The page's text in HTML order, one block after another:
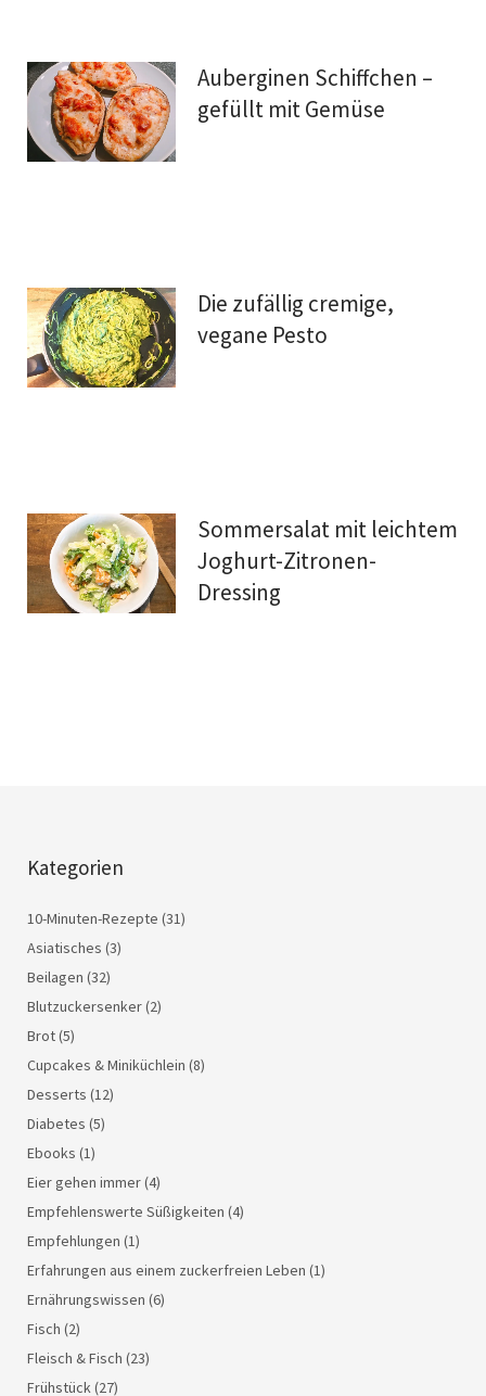
Auberginen Schiffchen –
gefüllt mit Gemüse
Die zufällig cremige,
vegane Pesto
Sommersalat mit leichtem
Joghurt-Zitronen-
Dressing
Kategorien
10-Minuten-Rezepte (31)
Asiatisches (3)
Beilagen (32)
Blutzuckersenker(2)
Brot(5)
Cupcakes & Miniküchlein (8)
Desserts (12)
Diabetes (5)
Ebooks (1)
Eier gehen immer(4)
Empfehlenswerte Süßigkeiten (4)
Empfehlungen (1)
Erfahrungen aus einem zuckerfreien Leben (1)
Ernährungswissen (6)
Fisch (2)
Fleisch & Fisch (23)
Frühstück(27)